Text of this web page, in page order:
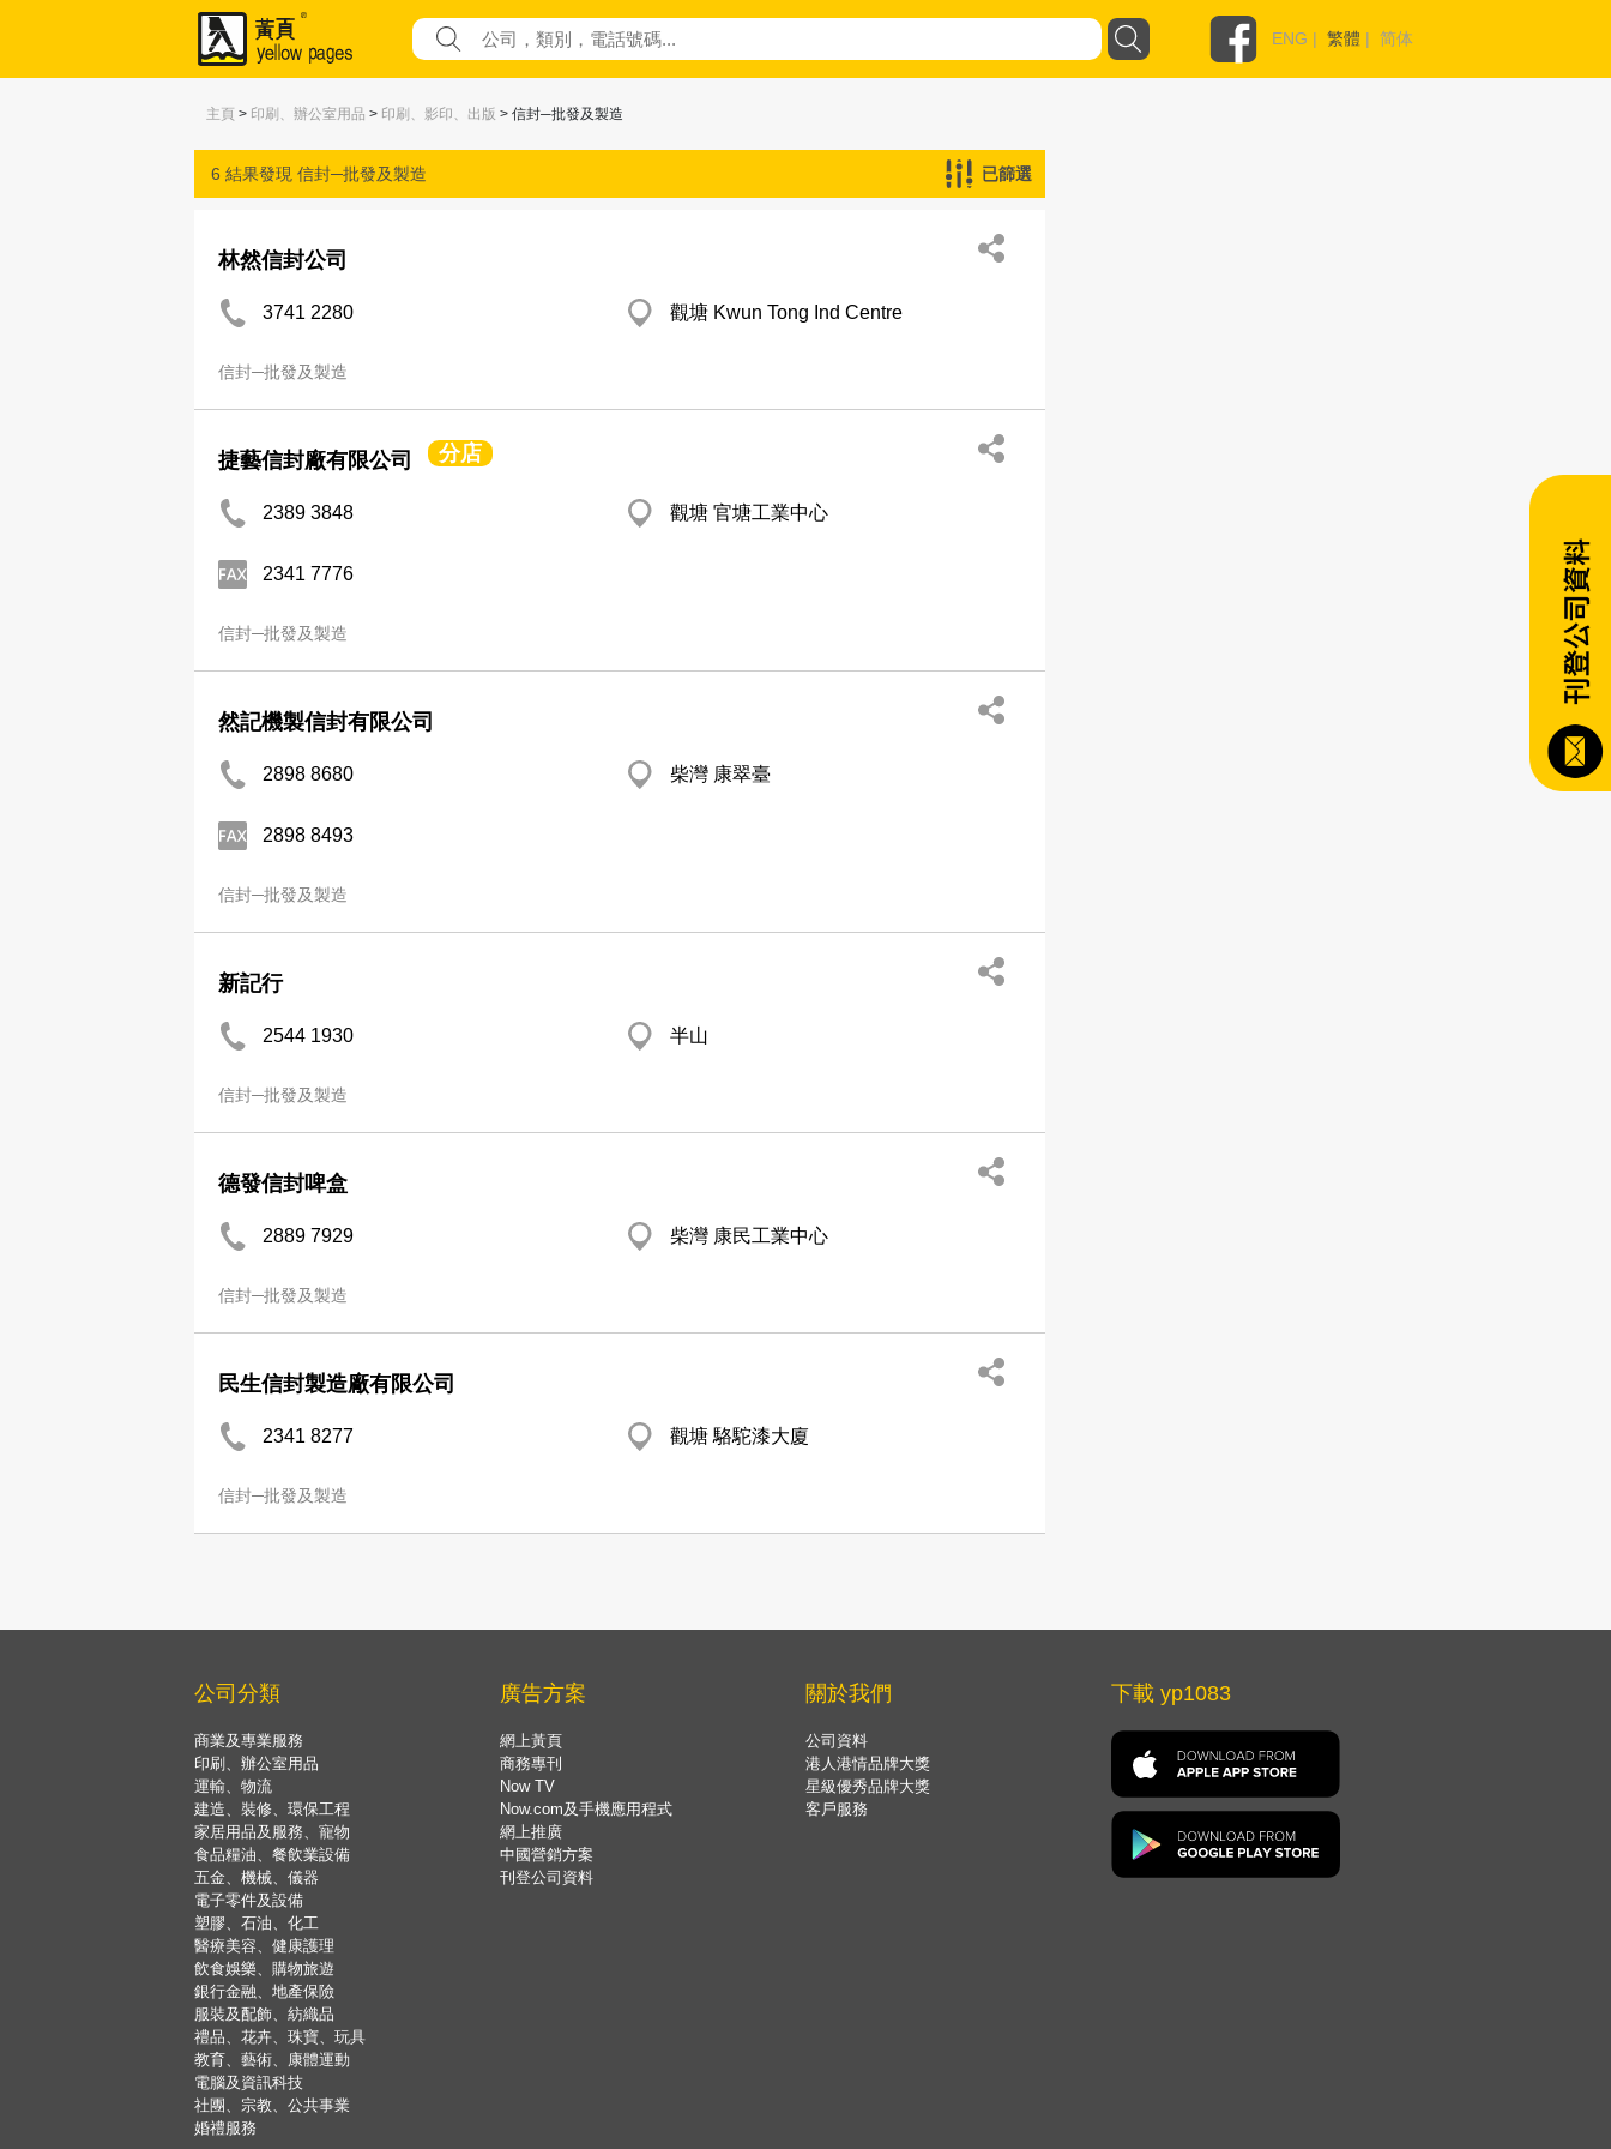
ENG | 繁體 | 简体
主頁 > 印刷、辦公室用品 > 印刷、影印、出版 > 信封─批發及製造
6 結果發現 信封─批發及製造 已篩選
林然信封公司
3741 2280 觀塘 Kwun Tong Ind Centre
信封─批發及製造
捷藝信封廠有限公司 分店
2389 3848 觀塘 官塘工業中心
2341 7776
信封─批發及製造
然記機製信封有限公司
2898 8680 柴灣 康翠臺
2898 8493
信封─批發及製造
新記行
2544 1930 半山
信封─批發及製造
德發信封啤盒
2889 7929 柴灣 康民工業中心
信封─批發及製造
民生信封製造廠有限公司
2341 8277 觀塘 駱駝漆大廈
信封─批發及製造
公司分類
商業及專業服務
印刷、辦公室用品
運輸、物流
建造、裝修、環保工程
家居用品及服務、寵物
食品糧油、餐飲業設備
五金、機械、儀器
電子零件及設備
塑膠、石油、化工
醫療美容、健康護理
飲食娛樂、購物旅遊
銀行金融、地產保險
服裝及配飾、紡織品
禮品、花卉、珠寶、玩具
教育、藝術、康體運動
電腦及資訊科技
社團、宗教、公共事業
婚禮服務
廣告方案
網上黃頁
商務專刊
Now TV
Now.com及手機應用程式
網上推廣
中國營銷方案
刊登公司資料
關於我們
公司資料
港人港情品牌大獎
星級優秀品牌大獎
客戶服務
下載 yp1083